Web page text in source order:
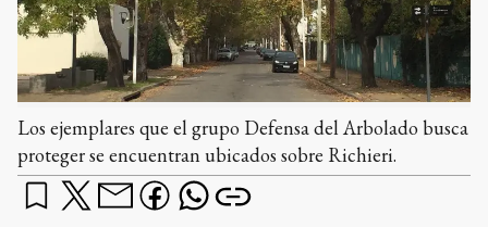
Los ejemplares que el grupo Defensa del Arbolado busca
proteger se encuentran ubicados sobre Richieri.